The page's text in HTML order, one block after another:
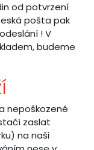
od potvrzení
pošta pak
! V
budeme
nepoškozené
zaslat
na naši